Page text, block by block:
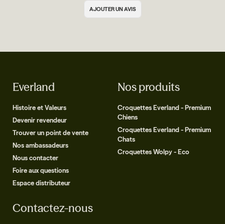
AJOUTER UN AVIS
Everland
Histoire et Valeurs
Devenir revendeur
Trouver un point de vente
Nos ambassadeurs
Nous contacter
Foire aux questions
Espace distributeur
Nos produits
Croquettes Everland - Premium
Chiens
Croquettes Everland - Premium
Chats
Croquettes Wolpy - Eco
Contactez-nous